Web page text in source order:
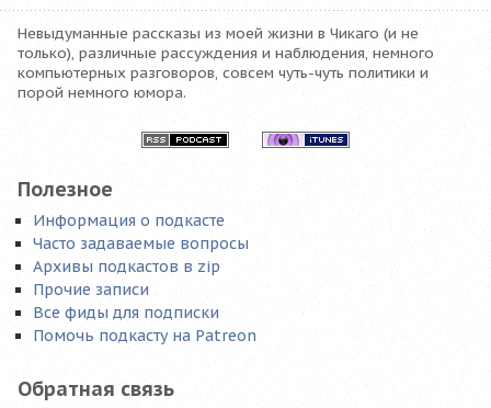
Невыдуманные рассказы из моей жизни в Чикаго (и не
только), различные рассуждения и наблюдения, немного
компьютерных разговоров, совсем чуть-чуть политики и
порой немного юмора.
Полезное
Информация о подкасте
Часто задаваемые вопросы
Архивы подкастов в zip
Прочие записи
Все фиды для подписки
Помочь подкасту на Patreon
Обратная связь